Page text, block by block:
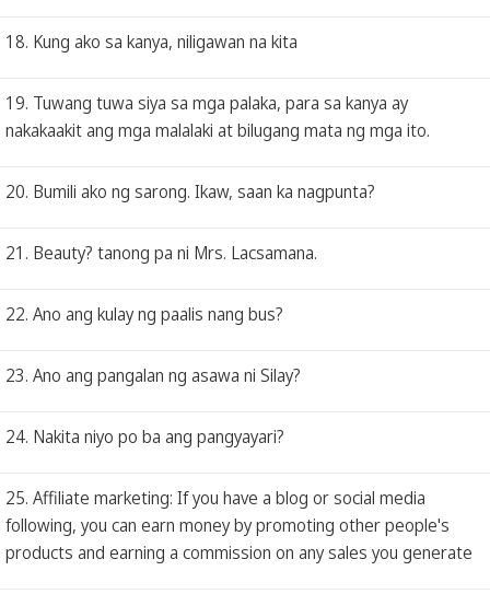
18. Kung ako sa kanya, niligawan na kita
19. Tuwang tuwa siya sa mga palaka, para sa kanya ay
nakakaakit ang mga malalaki at bilugang mata ng mga ito.
20. Bumili ako ng sarong. Ikaw, saan ka nagpunta?
21. Beauty? tanong pa ni Mrs. Lacsamana.
22. Ano ang kulay ng paalis nang bus?
23. Ano ang pangalan ng asawa ni Silay?
24. Nakita niyo po ba ang pangyayari?
25. Affiliate marketing: If you have a blog or social media
following, you can earn money by promoting other people's
products and earning a commission on any sales you generate